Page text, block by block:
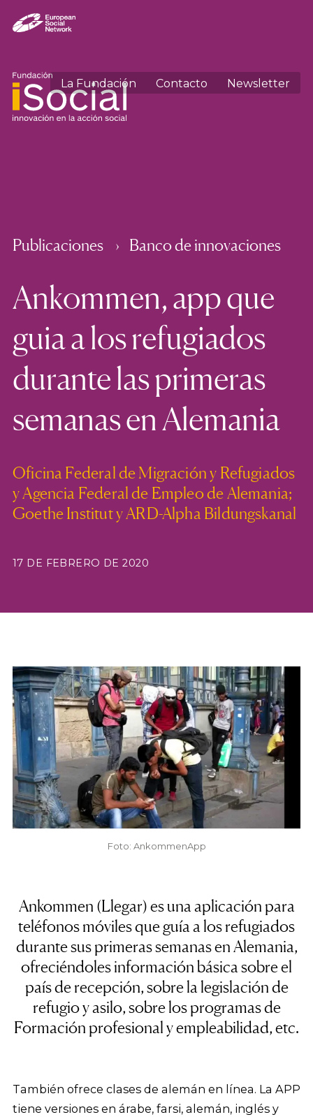
La Fundación Contacto Newsletter
Publicaciones Banco de innovaciones
Ankommen, app que
guia a los refugiados
durante las primeras
semanas en Alemania
Oficina Federal de Migración y Refugiados
y Agencia Federal de Empleo de Alemania;
Goethe Institut y ARD-Alpha Bildungskanal
17 DE FEBRERO DE 2020
Foto: AnkommenApp
Ankommen (Llegar) es una aplicación para
teléfonos móviles que guía a los refugiados
durante sus primeras semanas en Alemania,
ofreciéndoles información básica sobre el
país de recepción, sobre la legislación de
refugio y asilo, sobre los programas de
Formación profesional y empleabilidad, etc.
También ofrece clases de alemán en línea. La APP
tiene versiones en árabe, farsi, alemán, inglés y